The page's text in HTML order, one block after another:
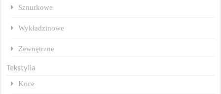
Sznurkowe
Wykładzinowe
Zewnętrzne
Tekstylia
Koce